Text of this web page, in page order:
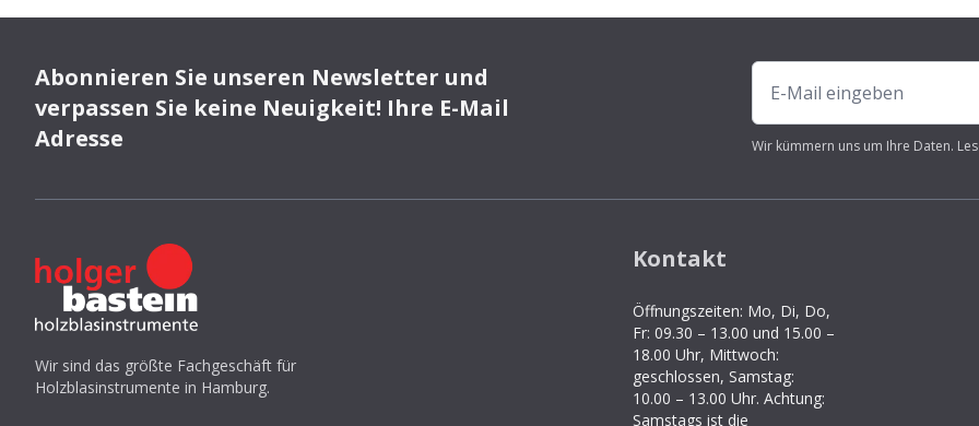
Abonnieren Sie unseren Newsletter und
verpassen Sie keine Neuigkeit! Ihre E-Mail
Adresse
Wir kümmern uns um Ihre Daten.
Wir sind das größte Fachgeschäft für
Holzblasinstrumente in Hamburg.
Kontakt
Öffnungszeiten: Mo, Di, Do,
Fr: 09.30 – 13.00 und 15.00 –
18.00 Uhr, Mittwoch:
geschlossen, Samstag:
10.00 – 13.00 Uhr. Achtung:
Samstags ist die